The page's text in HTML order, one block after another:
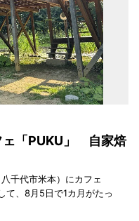
ェ「PUKU」 自家焙
千代市米本）にカフェ
て、8月5日で1カ月がたっ